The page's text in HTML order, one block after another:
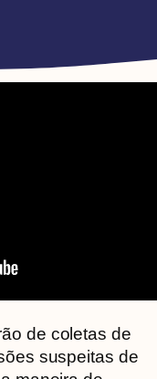
de coletas de
suspeitas de